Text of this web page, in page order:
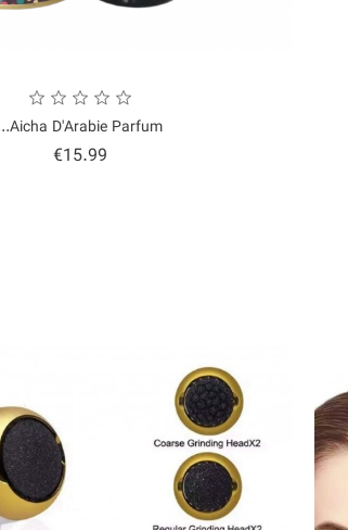
Aicha D'Arabie Parfum...
€15.99
Price